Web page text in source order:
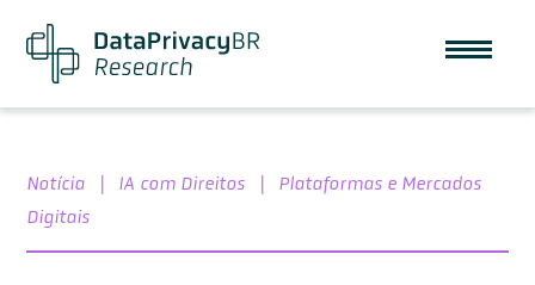
Notícia | IA com Direitos |
Plataformas e Mercados
Digitais